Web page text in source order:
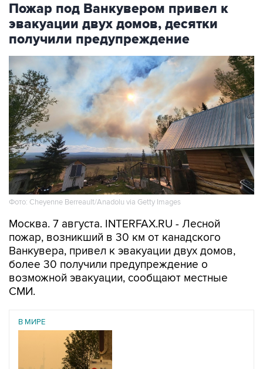
Пожар под Ванкувером привел к
эвакуации двух домов, десятки
получили предупреждение
Фото: Cheyenne Berreault/Anadolu via Getty Images
Москва. 7 августа. INTERFAX.RU - Лесной
пожар, возникший в 30 км от канадского
Ванкувера, привел к эвакуации двух домов,
более 30 получили предупреждение о
возможной эвакуации, сообщают местные
СМИ.
В МИРЕ